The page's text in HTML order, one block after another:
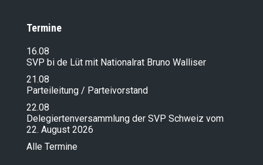
Termine
16.08
SVP bi de Lüt mit Nationalrat Bruno Walliser
21.08
Parteileitung / Parteivorstand
22.08
Delegiertenversammlung der SVP Schweiz vom
22. August 2026
Alle Termine